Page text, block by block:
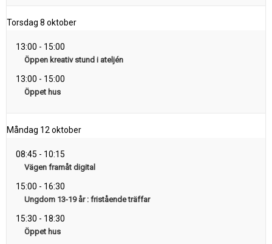
Torsdag 8 oktober
13:00 - 15:00
Öppen kreativ stund i ateljén
13:00 - 15:00
Öppet hus
Måndag 12 oktober
08:45 - 10:15
Vägen framåt digital
15:00 - 16:30
Ungdom 13-19 år : fristående träffar
15:30 - 18:30
Öppet hus